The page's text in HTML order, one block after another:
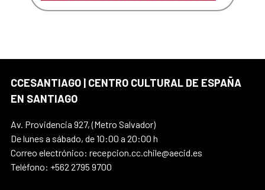
CCESANTIAGO | CENTRO CULTURAL DE ESPAÑA
EN SANTIAGO
Av. Providencia 927, (Metro Salvador)
De lunes a sábado, de 10:00 a 20:00 h
Correo electrónico: recepcion.cc.chile@aecid.es
Teléfono: +562 2795 9700